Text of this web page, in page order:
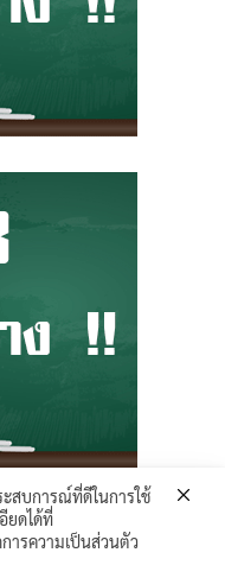
Rights Reserved.
เผยแพร่ความรู้ ด้านการศึกษา
สบการณ์ที่ดีในการใช้
ยดได้ที่
ารความเป็นส่วนตัว